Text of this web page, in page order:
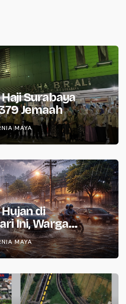
Surabaya
Jemaah
MAYA
di
Ini, Warga
MAYA